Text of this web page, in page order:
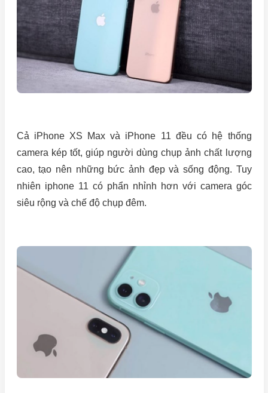
Cả iPhone XS Max và iPhone 11 đều có hệ thống
camera kép tốt, giúp người dùng chụp ảnh chất lượng
cao, tạo nên những bức ảnh đẹp và sống động. Tuy
nhiên iphone 11 có phẩn nhỉnh hơn với camera góc
siêu rộng và chế độ chụp đêm.